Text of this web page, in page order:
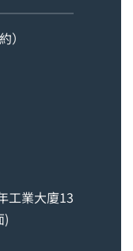
）
工業大廈13
)